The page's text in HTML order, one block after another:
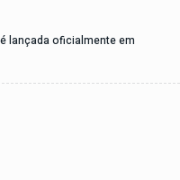
lançada oficialmente em